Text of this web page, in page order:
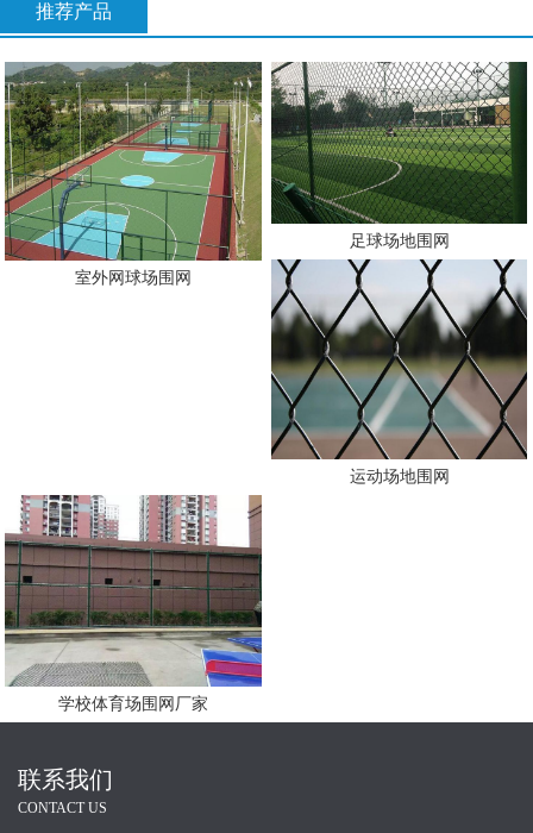
推荐产品
室外网球场围网
足球场地围网
运动场地围网
学校体育场围网厂家
联系我们
CONTACT US